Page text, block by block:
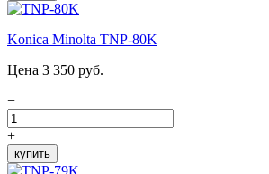
Konica Minolta TNP-80K
Цена 3 350 руб.
−
+
купить